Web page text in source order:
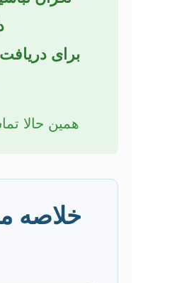
برای دریافت
همین حالا
خلاصه